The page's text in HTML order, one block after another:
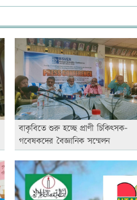
বাকৃবিতে শুরু হচ্ছে প্রাণী চিকিৎসক-
গবেষকদের বৈজ্ঞানিক সম্মেলন